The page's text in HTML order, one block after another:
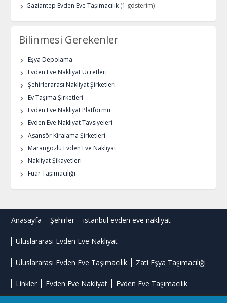
Gaziantep Evden Eve Taşımacılık (1 gösterim)
Bilinmesi Gerekenler
Eşya Depolama
Evden Eve Nakliyat Ücretleri
Şehirlerarası Nakliyat Şirketleri
Ev Taşıma Şirketleri
Evden Eve Nakliyat Platformu
Evden Eve Nakliyat Tavsiyeleri
Asansör Kiralama Şirketleri
Marangozlu Evden Eve Nakliyat
Nakliyat Şikayetleri
Fuar Taşımacılığı
Anasayfa Şehirler istanbul evden eve nakliyat
Uluslararası Evden Eve Nakliyat
Uluslararası Evden Eve Taşımacılık Zati Eşya Taşımacılığı
Linkler Evden Eve Nakliyat Evden Eve Taşımacılık